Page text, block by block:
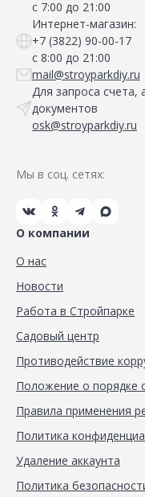
с 7:00 до 21:00
Интернет-магазин:
+7 (3822) 90-00-17
с 8:00 до 21:00
mail@stroyparkdiy.ru
Для запроса счета,
документов
osk@stroyparkdiy.ru
Мы в соц. сетях:
О компании
О нас
Новости
Работа в Стройпарке
Садовый центр
Противодействие
Положение о порядке
Правила применения
Политика
Удаление аккаунта
Политика